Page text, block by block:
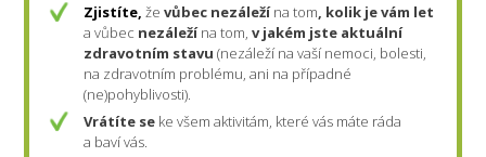
Zjistíte, ževůbec nezáležína tom, kolik je vám let
a vůbec nezáležína tom, v jakém jste aktuální
zdravotním stavu(nezáleží na vaší nemoci, bolesti,
na zdravotním problému, ani na případné
(ne)pohyblivosti).
Vrátíte se ke všem aktivitám, které vás máte ráda
a baví vás.